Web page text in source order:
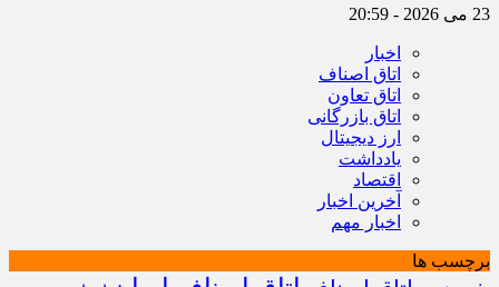
23 می 2026 - 20:59
اخبار
اتاق اصناف
اتاق تعاون
اتاق بازرگانی
ارز دیجیتال
یادداشت
اقتصاد
آخرین اخبار
اخبار مهم
برچسب ها